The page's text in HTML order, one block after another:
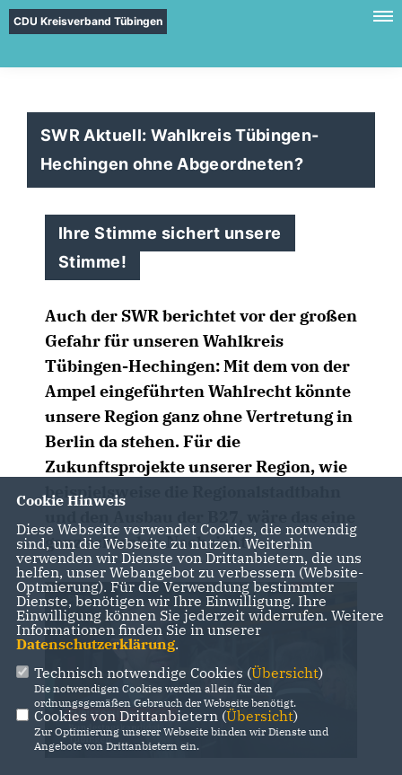
CDU Kreisverband Tübingen
SWR Aktuell: Wahlkreis Tübingen-
Hechingen ohne Abgeordneten?
Ihre Stimme sichert unsere
Stimme!
Auch der SWR berichtet vor der großen
Gefahr für unseren Wahlkreis
Tübingen-Hechingen: Mit dem von der
Ampel eingeführten Wahlrecht könnte
unsere Region ganz ohne Vertretung in
Berlin da stehen. Für die
Zukunftsprojekte unserer Region, wie
beispielsweise die Regionalstadtbahn
ganz schlechte Nachricht.
Cookie Hinweis
Diese Webseite verwendet Cookies, die notwendig
sind, um die Webseite zu nutzen. Weiterhin
verwenden wir Dienste von Drittanbietern, die uns
helfen, unser Webangebot zu verbessern (Website-
Optmierung). Für die Verwendung bestimmter
Dienste, benötigen wir Ihre Einwilligung. Ihre
Einwilligung können Sie jederzeit widerrufen. Weitere
Informationen finden Sie in unserer
Datenschutzerklärung.
Technisch notwendige Cookies (Übersicht)
Die notwendigen Cookies werden allein für den
ordnungsgemäßen Gebrauch der Webseite benötigt.
Cookies von Drittanbietern (Übersicht)
Zur Optimierung unserer Webseite binden wir Dienste und
Angebote von Drittanbietern ein.